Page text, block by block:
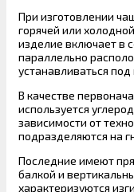
При изготовлении
горячей или
изделие включает в
параллельно
устанавливаться
В качестве
используется
зависимости от
подразделяются на
Последние имеют
балкой и
характеризуются